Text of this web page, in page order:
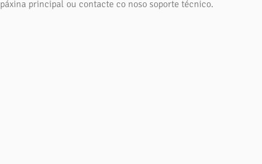
páxina principal ou contacte co noso soporte técnico.